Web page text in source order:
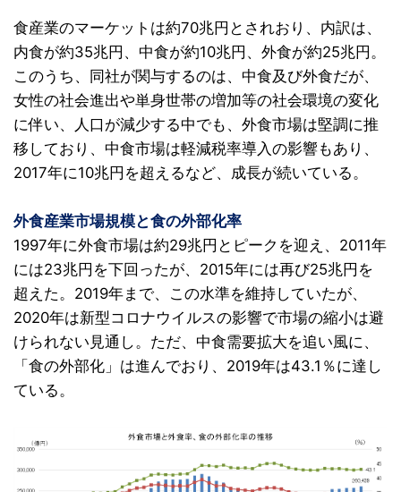
食産業のマーケットは約70兆円とされおり、内訳は、
内食が約35兆円、中食が約10兆円、外食が約25兆円。
このうち、同社が関与するのは、中食及び外食だが、
女性の社会進出や単身世帯の増加等の社会環境の変化
に伴い、人口が減少する中でも、外食市場は堅調に推
移しており、中食市場は軽減税率導入の影響もあり、
2017年に10兆円を超えるなど、成長が続いている。
外食産業市場規模と食の外部化率
1997年に外食市場は約29兆円とピークを迎え、2011年
には23兆円を下回ったが、2015年には再び25兆円を
超えた。2019年まで、この水準を維持していたが、
2020年は新型コロナウイルスの影響で市場の縮小は避
けられない見通し。ただ、中食需要拡大を追い風に、
「食の外部化」は進んでおり、2019年は43.1％に達し
ている。